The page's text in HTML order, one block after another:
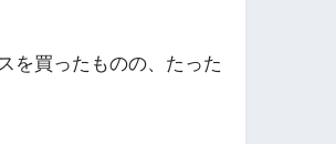
を買ったものの、たった